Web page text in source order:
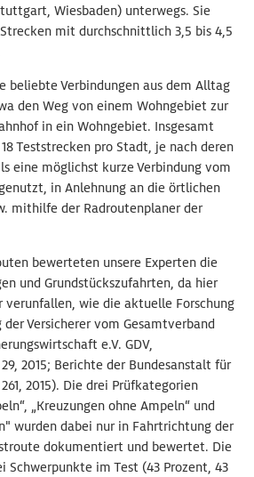
Wiesbaden) unterwegs. Sie
mit durchschnittlich 3,5 bis 4,5
beliebte Verbindungen aus dem Alltag
den Weg von einem Wohngebiet zur
in ein Wohngebiet. Insgesamt
Teststrecken pro Stadt, je nach deren
eine möglichst kurze Verbindung vom
in Anlehnung an die örtlichen
mithilfe der Radroutenplaner der
bewerteten unsere Experten die
und Grundstückszufahrten, da hier
verunfallen, wie die aktuelle Forschung
Versicherer vom Gesamtverband
e.V. GDV,
2015; Berichte der Bundesanstalt für
2015). Die drei Prüfkategorien
„Kreuzungen ohne Ampeln“ und
wurden dabei nur in Fahrtrichtung der
dokumentiert und bewertet. Die
Schwerpunkte im Test (43 Prozent, 43